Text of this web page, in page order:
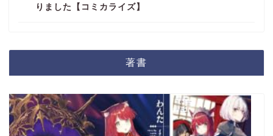
りました【コミカライズ】
著書